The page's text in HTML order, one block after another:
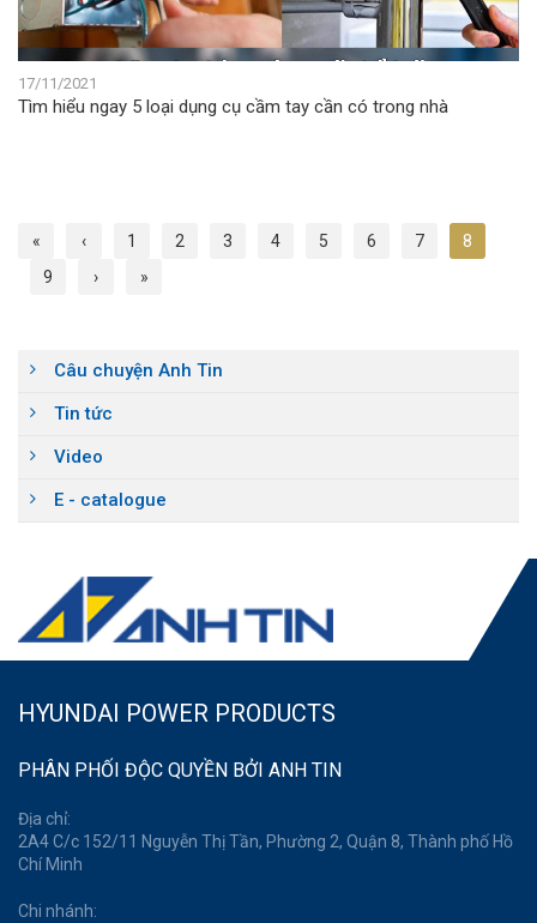
17/11/2021
Tìm hiểu ngay 5 loại dụng cụ cầm tay cần có trong nhà
« ‹ 1 2 3 4 5 6 7
8
9
› »
Câu chuyện Anh Tin
Tin tức
Video
E - catalogue
HYUNDAI POWER PRODUCTS
PHÂN PHỐI ĐỘC QUYỀN BỞI ANH TIN
Địa chỉ:
2A4 C/c 152/11 Nguyễn Thị Tần, Phường 2, Quận 8, Thành phố Hồ
Chí Minh
Chi nhánh: